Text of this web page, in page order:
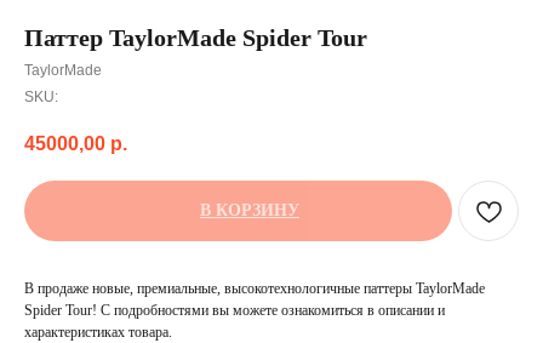
Паттер TaylorMade Spider Tour
TaylorMade
SKU:
45000,00 р.
В КОРЗИНУ
В продаже новые, премиальные, высокотехнологичные паттеры TaylorMade
Spider Tour! С подробностями вы можете ознакомиться в описании и
характеристиках товара.